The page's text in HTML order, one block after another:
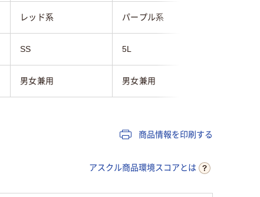
レッド系 パープル系
SS 5L
男女兼用 男女兼用
商品情報を印刷する
アスクル商品環境スコアとは